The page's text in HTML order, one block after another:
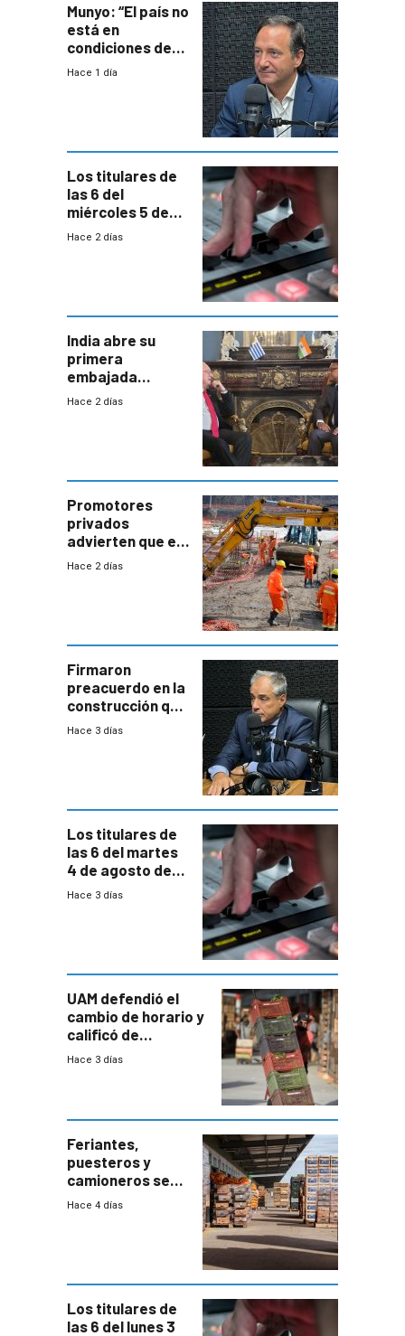
Munyo: “El país no
está en
condiciones de
enfrentar una
Hace 1 día
Los titulares de
las 6 del
miércoles 5 de
agosto de 2026
Hace 2 días
India abre su
primera
embajada
residente en
enorme
potencial
Hace 2 días
Promotores
privados
advierten que el
nuevo convenio
a revisar
proyectos
Hace 2 días
Firmaron
preacuerdo en la
construcción que
comprende
Hace 3 días
Los titulares de
las 6 del martes
4 de agosto de
2026
Hace 3 días
UAM defendió el
cambio de horario y
calificó de
“desproporcionado”
Hace 3 días
Feriantes,
puesteros y
camioneros se
movilizaron en
Hace 4 días
Los titulares de
las 6 del lunes 3